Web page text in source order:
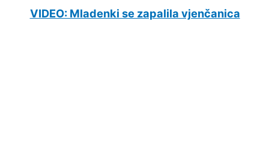
VIDEO: Mladenki se zapalila vjenčanica